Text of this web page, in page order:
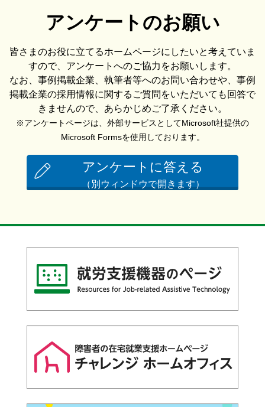
アンケートのお願い
皆さまのお役に立てるホームページにしたいと考えていま
すので、アンケートへのご協力をお願いします。
なお、事例掲載企業、執筆者等へのお問い合わせや、事例
掲載企業の採用情報に関するご質問をいただいても回答で
きませんので、あらかじめご了承ください。
※アンケートページは、外部サービスとしてMicrosoft社提供の
Microsoft Formsを使用しております。
アンケートに答える
（別ウィンドウで開きます）